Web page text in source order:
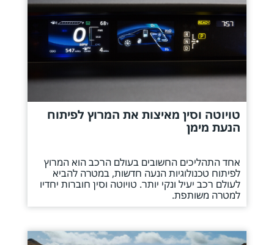
טויוטה וסין מאיצות את המרוץ לפיתוח
הנעת מימן
אחד התהליכים החשובים בעולם הרכב הוא המרוץ
לפיתוח טכנולוגיות הנעה חדשות, במטרה להביא
לעולם רכב יעיל ונקי יותר. טויוטה וסין חוברות יחדיו
למטרה משותפת.